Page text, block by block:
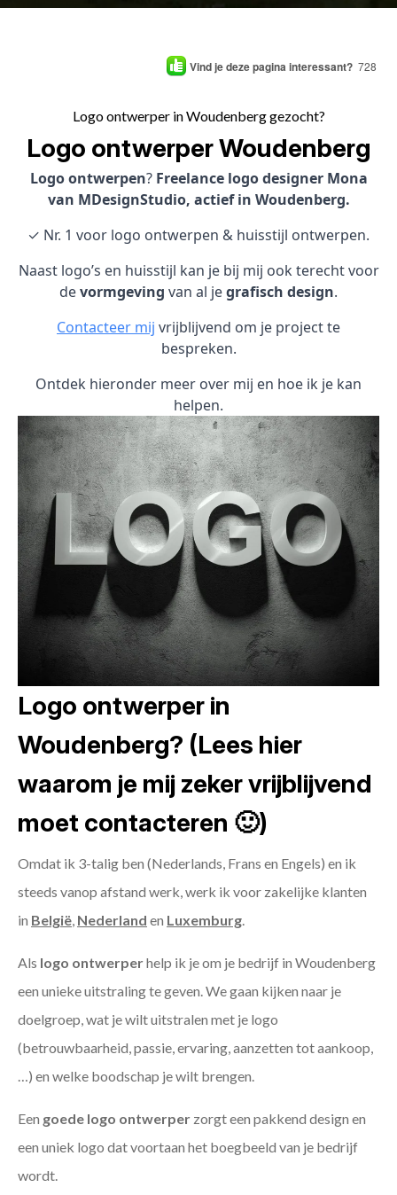
Vind je deze pagina interessant? 728
Logo ontwerper in Woudenberg gezocht?
Logo ontwerper Woudenberg
Logo ontwerpen? Freelance logo designer Mona
van MDesignStudio, actief in Woudenberg.
✓ Nr. 1 voor logo ontwerpen & huisstijl ontwerpen.
Naast logo’s en huisstijl kan je bij mij ook terecht voor
devormgeving van al jegrafisch design.
Contacteer mij vrijblijvend om je project te
bespreken.
Ontdek hieronder meer over mij en hoe ik je kan
helpen.
Logo ontwerper in
Woudenberg? (Lees hier
waarom je mij zeker vrijblijvend
moet contacteren 🙂)
Omdat ik 3-talig ben (Nederlands, Frans en Engels) en ik
steeds vanop afstand werk, werk ik voor zakelijke klanten
in België, Nederland en Luxemburg.
Als logo ontwerperhelp ik je om je bedrijf in Woudenberg
een unieke uitstraling te geven. We gaan kijken naar je
doelgroep, wat je wilt uitstralen met je logo
(betrouwbaarheid, passie, ervaring, aanzetten tot aankoop,
…) en welke boodschap je wilt brengen.
Een goede logo ontwerper zorgt een pakkend design en
een uniek logo dat voortaan het boegbeeld van je bedrijf
wordt.